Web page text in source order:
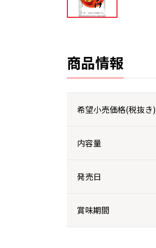
商品情報
希望小売価格(税抜き)
内容量
発売日
賞味期間